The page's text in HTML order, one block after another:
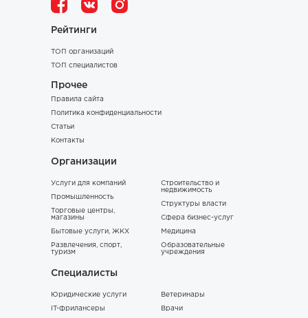
Рейтинги
ТОП организаций
ТОП специалистов
Прочее
Правила сайта
Политика конфиденциальности
Статьи
Контакты
Организации
Услуги для компаний
Промышленность
Торговые центры,
магазины
Бытовые услуги, ЖКХ
Развлечения, спорт,
туризм
Строительство и
недвижимость
Структуры власти
Сфера бизнес-услуг
Медицина
Образовательные
учреждения
Специалисты
Юридические услуги
IT-фрилансеры
Ветеринары
Врачи